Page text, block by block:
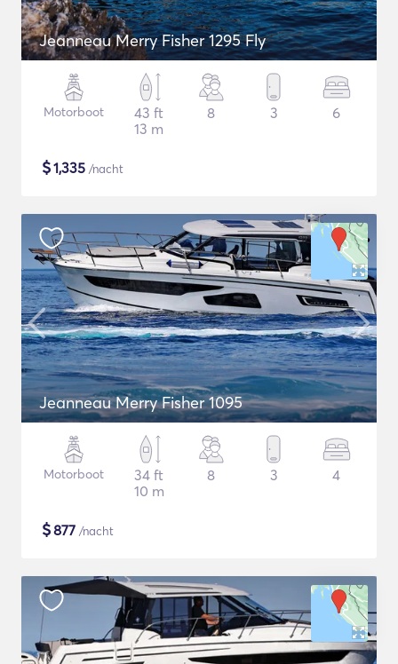
Jeanneau Merry Fisher 1295 Fly
Motorboot
43 ft
13 m
8 3 6
$1,335 /nacht
Jeanneau Merry Fisher 1095
Motorboot
34 ft
10 m
8 3 4
$877 /nacht